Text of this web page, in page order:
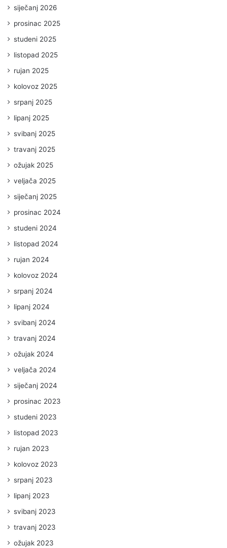
siječanj 2026
prosinac 2025
studeni 2025
listopad 2025
rujan 2025
kolovoz 2025
srpanj 2025
lipanj 2025
svibanj 2025
travanj 2025
ožujak 2025
veljača 2025
siječanj 2025
prosinac 2024
studeni 2024
listopad 2024
rujan 2024
kolovoz 2024
srpanj 2024
lipanj 2024
svibanj 2024
travanj 2024
ožujak 2024
veljača 2024
siječanj 2024
prosinac 2023
studeni 2023
listopad 2023
rujan 2023
kolovoz 2023
srpanj 2023
lipanj 2023
svibanj 2023
travanj 2023
ožujak 2023